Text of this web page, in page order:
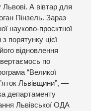
А вівтар для
Пінзель. Зараз
науково-проєктної
порятунку цієї
відновлення
по
“Великої
Львівщини”, —
департаменту
Львівської ОДА